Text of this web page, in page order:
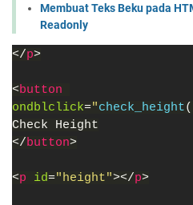
Membuat Teks Beku pada
Readonly
</p>
<button
ondblclick="check_height
Check Height
</button>
<p id="height"></p>